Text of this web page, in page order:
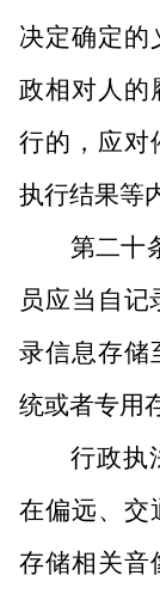
决定确定的
政相对人的
行的，应对
执行结果等
第二十
员应当自记
录信息存储
统或者专用
行政执
在偏远、交
存储相关音